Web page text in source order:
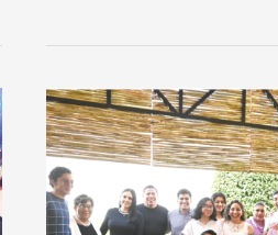
2022-
de
la
CIDHPDA-
Oax